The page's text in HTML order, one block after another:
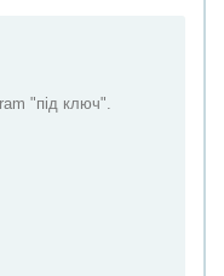
"під ключ".